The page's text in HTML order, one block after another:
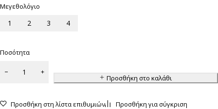
Μεγεθολόγιο
1 2 3 4
Ποσότητα
Προσθήκη στο καλάθι
Προσθήκη στη λίστα επιθυμιών Προσθήκη για σύγκριση